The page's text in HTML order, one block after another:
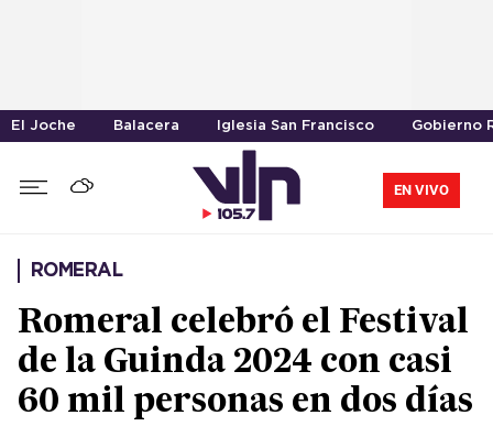
El Joche Balacera Iglesia San Francisco Gobierno
EN VIVO
ROMERAL
Romeral celebró el Festival
de la Guinda 2024 con casi
60 mil personas en dos días